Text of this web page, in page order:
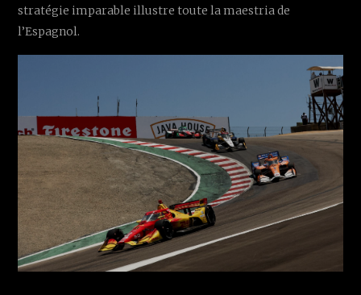
stratégie imparable illustre toute la maestria de
l’Espagnol.